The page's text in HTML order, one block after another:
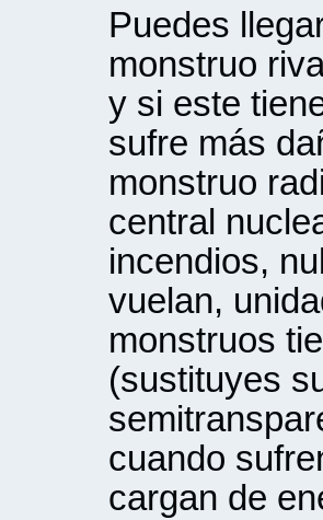
Puedes
monstruo
y si este
sufre más
monstruo
central
incendios,
vuelan,
monstruos
(sustituyes
cuando
cargan de